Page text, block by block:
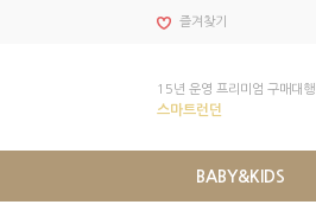
즐겨찾기
15년 운영 프리미엄 구매대행
스마트런던
BABY&KIDS